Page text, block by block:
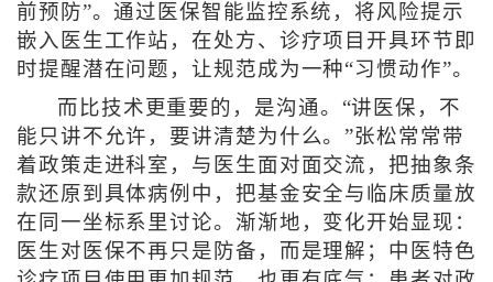
前预防”。通过医保智能监控系统，将风险提示
嵌入医生工作站，在处方、诊疗项目开具环节即
时提醒潜在问题，让规范成为一种“习惯动作”。
而比技术更重要的，是沟通。“讲医保，不
能只讲不允许，要讲清楚为什么。”张松常常带
着政策走进科室，与医生面对面交流，把抽象条
款还原到具体病例中，把基金安全与临床质量放
在同一坐标系里讨论。渐渐地，变化开始显现：
医生对医保不再只是防备，而是理解；中医特色